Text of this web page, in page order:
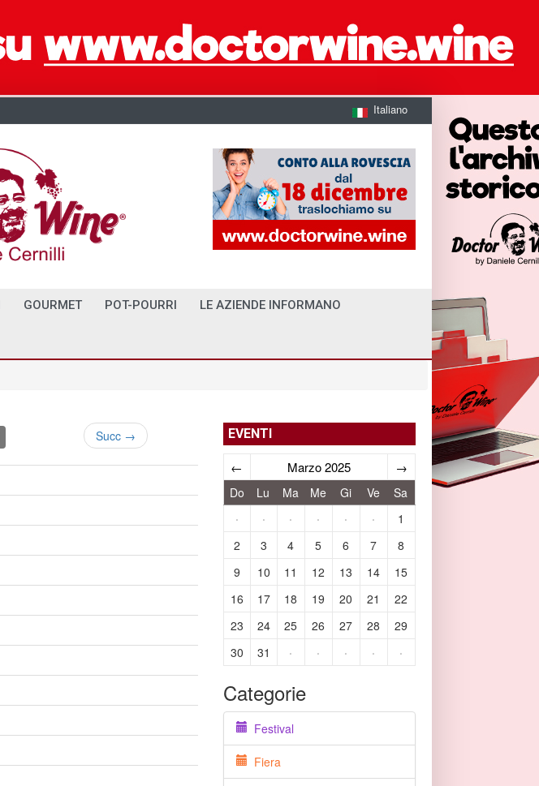
Italiano
GOURMET POT-POURRI LE AZIENDE INFORMANO
Succ → EVENTI
← Marzo 2025 →
Do Lu Ma Me Gi Ve
Sa
·
· · · · ·
1
2
3 4 5 6 7
8
9
10 11 12 13 14
15
16
17 18 19 20 21
22
23
24 25 26 27 28
29
30
31 · · · · ·
Categorie
Festival
Fiera